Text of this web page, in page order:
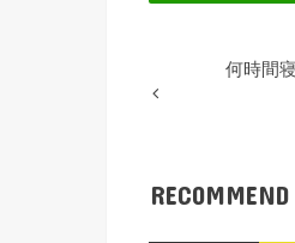
何時間
RECOMMEND